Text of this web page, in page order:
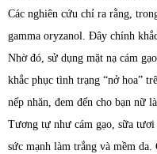
Các nghiên cứu chỉ ra rằng,
gamma oryzanol. Đây chính
Nhờ đó, sử dụng mặt nạ cám
khắc phục tình trạng “nở hoa”
nếp nhăn, đem đến cho bạn nữ
Tương tự như cám gạo, sữa
sức mạnh làm trắng và mềm